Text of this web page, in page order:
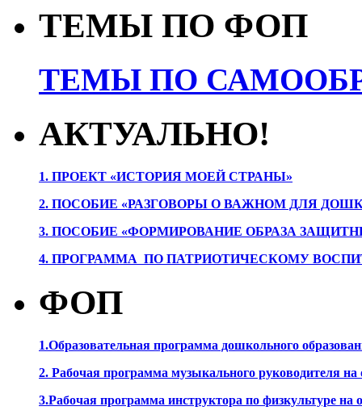
ТЕМЫ ПО ФОП
ТЕМЫ ПО
АКТУАЛЬНО!
1. ПРОЕКТ «ИСТОРИЯ МОЕЙ СТРАНЫ»
2. ПОСОБИЕ «РАЗГОВОРЫ О ВАЖНОМ ДЛЯ
3. ПОСОБИЕ «ФОРМИРОВАНИЕ ОБРАЗА
4. ПРОГРАММА ПО ПАТРИОТИЧЕСКОМУ
ФОП
1.Образовательная программа дошкольного
2. Рабочая программа музыкального руководителя
3.Рабочая программа инструктора по физкультуре